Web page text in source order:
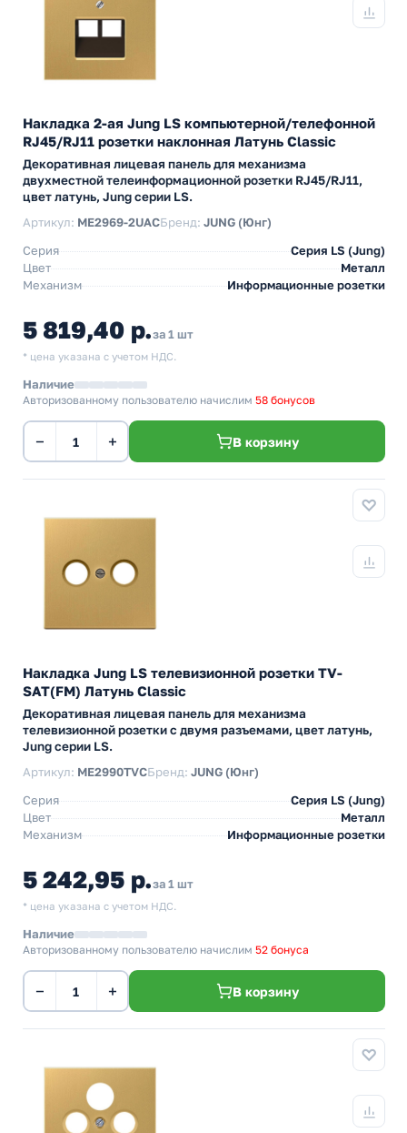
Накладка 2-ая Jung LS компьютерной/телефонной
RJ45/RJ11 розетки наклонная Латунь Classic
Декоративная лицевая панель для механизма
двухместной телеинформационной розетки RJ45/RJ11,
цвет латунь, Jung серии LS.
Артикул: ME2969-2UACБренд: JUNG (Юнг)
Серия
Серия LS (Jung)
Цвет
Металл
Механизм
Информационные розетки
5 819,40 р.за 1 шт
* цена указана с учетом НДС.
Наличие
Авторизованному пользователю начислим 58 бонусов
− + В корзину
Накладка Jung LS телевизионной розетки TV-
SAT(FM) Латунь Classic
Декоративная лицевая панель для механизма
телевизионной розетки с двумя разъемами, цвет латунь,
Jung серии LS.
Артикул: ME2990TVCБренд: JUNG (Юнг)
Серия
Серия LS (Jung)
Цвет
Металл
Механизм
Информационные розетки
5 242,95 р.за 1 шт
* цена указана с учетом НДС.
Наличие
Авторизованному пользователю начислим 52 бонуса
− + В корзину